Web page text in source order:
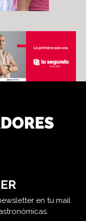
en tu mail